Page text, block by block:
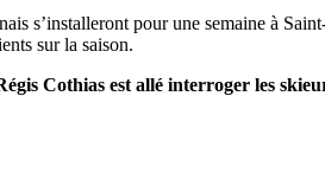
s’installeront pour une semaine à
sur la saison.
Cothias est allé interroger les